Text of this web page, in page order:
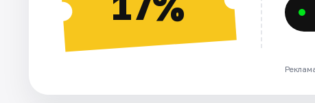
Рейтинги